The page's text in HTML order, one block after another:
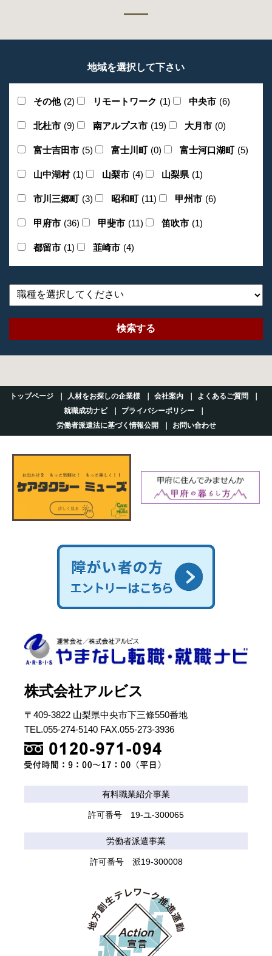
地域を選択して下さい
その他 (2) リモートワーク (1) 中央市 (6)
北杜市 (9) 南アルプス市 (19) 大月市 (0)
富士吉田市 (5) 富士川町 (0) 富士河口湖町 (5)
山中湖村 (1) 山梨市 (4) 山梨県 (1)
市川三郷町 (3) 昭和町 (11) 甲州市 (6)
甲府市 (36) 甲斐市 (11) 笛吹市 (1)
都留市 (1) 韮崎市 (4)
トップページ 人材をお探しの企業様 会社案内
よくあるご質問
就職成功ナビ
プライバシーポリシー
労働者派遣法に基づく情報公開
お問い合わせ
株式会社アルビス
〒409-3822 山梨県中央市下三條550番地
TEL.055-274-5140 FAX.055-273-3936
有料職業紹介事業
許可番号 19-ユ-300065
労働者派遣事業
許可番号 派19-300008